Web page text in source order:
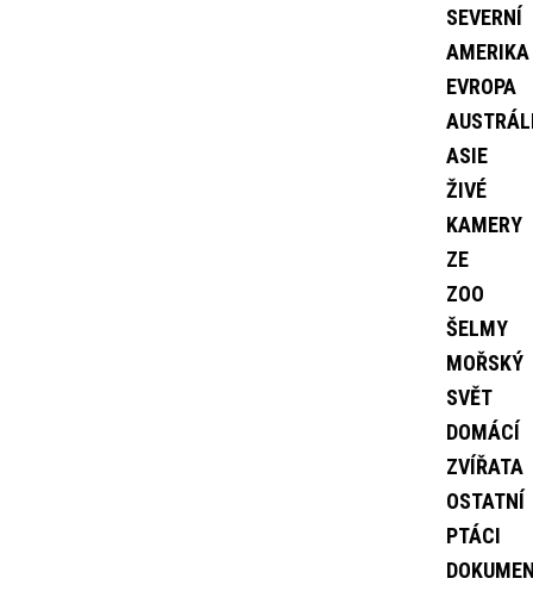
SEVERNÍ
AMERIKA
EVROPA
ASIE
ŽIVÉ
KAMERY
ZE
ZOO
ŠELMY
MOŘSKÝ
SVĚT
DOMÁCÍ
ZVÍŘATA
OSTATNÍ
PTÁCI